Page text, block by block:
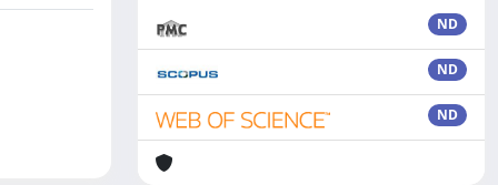
ND
ND
ND